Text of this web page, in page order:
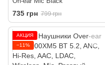
735 грн 799 грн
АКЦИЯ
−11%